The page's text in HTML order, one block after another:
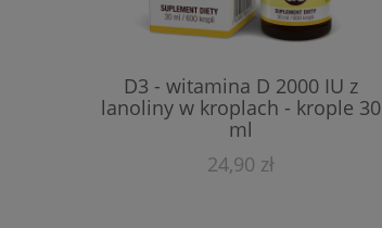
D3 - witamina D 2000 IU z
lanoliny w kroplach - krople 30
ml
24,90 zł